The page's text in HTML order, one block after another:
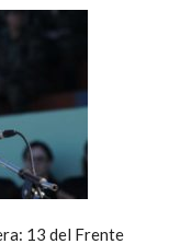
13 del Frente